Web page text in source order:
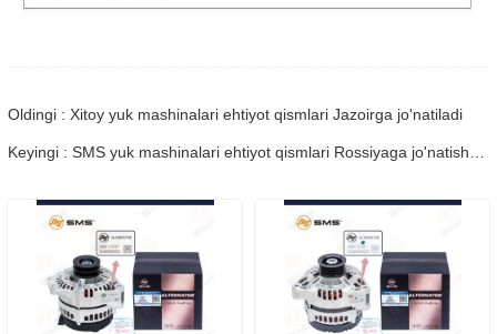
Oldingi : Xitoy yuk mashinalari ehtiyot qismlari Jazoirga jo'natiladi